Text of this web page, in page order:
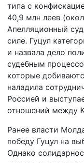
типа с
40,9 млн леев
Апелляционный
силе. Гуцул
и назвала дело
судебным
которые
наладила
Россией и
отношений между
Ранее власти
победу Гуцул на
Однако